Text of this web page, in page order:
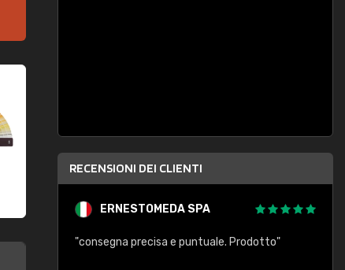
RECENSIONI DEI CLIENTI
ERNESTOMEDA SPA
"consegna precisa e puntuale. Prodotto"